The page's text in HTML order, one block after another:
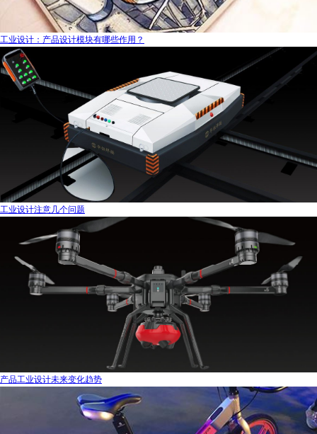
工业设计：产品设计模块有哪些作用？
工业设计注意几个问题
产品工业设计未来变化趋势